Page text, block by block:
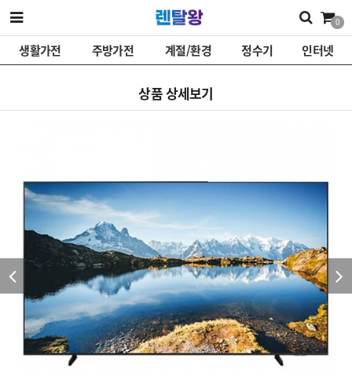
0
생활가전 주방가전 계절/환경 정수기 인터넷
상품 상세보기